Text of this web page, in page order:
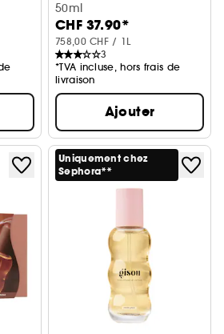
50ml
CHF 37.90*
758,00 CHF / 1L
3
*TVA incluse, hors frais de
livraison
Ajouter
Uniquement chez
Sephora**